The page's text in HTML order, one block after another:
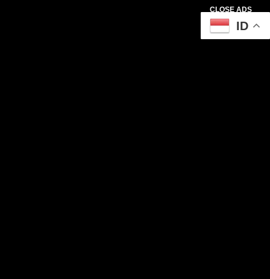
CLOSE ADS
ID